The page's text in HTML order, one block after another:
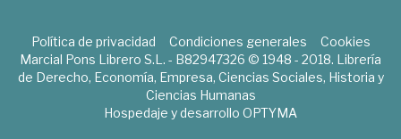
Política de privacidad Condiciones generales
Cookies
Marcial Pons Librero S.L. - B82947326 © 1948 - 2018. Librería
de Derecho, Economía, Empresa, Ciencias Sociales, Historia y
Ciencias Humanas
Hospedaje y desarrollo OPTYMA